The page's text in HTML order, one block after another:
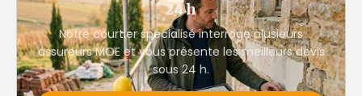
24 h
Notre courtier spécialisé interroge plusieurs
assureurs MOE et vous présente les meilleurs devis
sous 24 h.